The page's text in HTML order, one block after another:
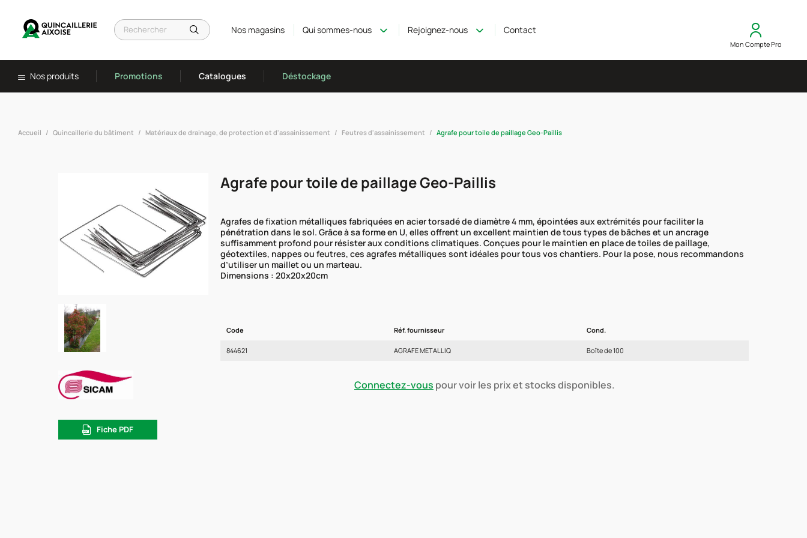
Nos magasins Qui sommes-nous Rejoignez-nous Contact
Mon Compte Pro
Nos produits Promotions Catalogues Déstockage
Accueil Quincaillerie du bâtiment Matériaux de drainage, de protection et d'assainissement Feutres d'assainissement Agrafe pour toile de paillage Geo-Paillis
Fiche PDF
Agrafe pour toile de paillage Geo-Paillis
Agrafes de fixation métalliques fabriquées en acier torsadé de diamètre 4 mm, épointées aux extrémités pour faciliter la
pénétration dans le sol. Grâce à sa forme en U, elles offrent un excellent maintien de tous types de bâches et un ancrage
suffisamment profond pour résister aux conditions climatiques. Conçues pour le maintien en place de toiles de paillage,
géotextiles, nappes ou feutres, ces agrafes métalliques sont idéales pour tous vos chantiers. Pour la pose, nous recommandons
d’utiliser un maillet ou un marteau.
Dimensions : 20x20x20cm
Code Réf. fournisseur Cond.
844621 AGRAFE METALLIQ Boîte de 100
Connectez-vous pour voir les prix et stocks disponibles.